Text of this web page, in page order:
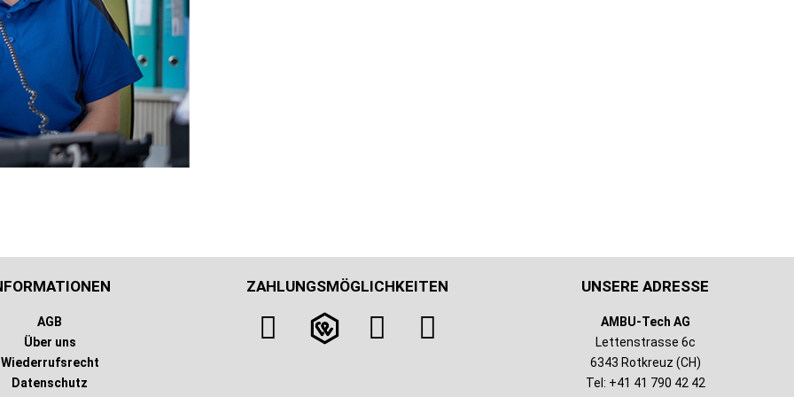
AGB
Über uns
Wiederrufsrecht
Datenschutz
ZAHLUNGSMÖGLICHKEITEN UNSERE ADRESSE
AMBU-Tech AG
Lettenstrasse 6c
6343 Rotkreuz (CH)
Tel: +41 41 790 42 42